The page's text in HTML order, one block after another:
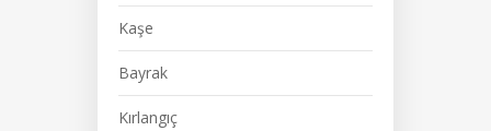
Kaşe
Bayrak
Kırlangıç